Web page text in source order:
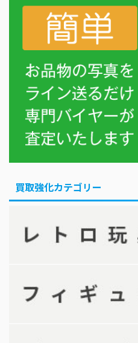
買取強化カテゴリー